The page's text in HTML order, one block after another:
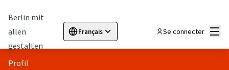
Berlin mit
allen
gestalten
Français
Sprache wählen Choose languageElegir el idioma
Se connecter
Profil